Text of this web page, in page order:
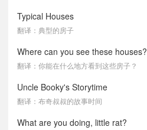
Typical Houses
翻译：典型的房子
Where can you see these houses?
翻译：你能在什么地方看到这些房子？
Uncle Booky's Storytime
翻译：布奇叔叔的故事时间
What are you doing, little rat?